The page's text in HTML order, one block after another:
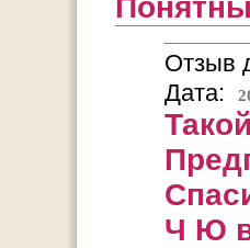
Отзыв
Дата:
Ч Ю